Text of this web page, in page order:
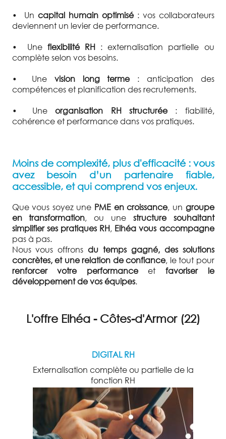
• Un capital humain optimisé: vos collaborateurs
deviennent un levier de performance.
•
Une flexibilité RH : externalisation partielle ou
complète selon vos besoins.
•
Une vision long terme: anticipation des
compétences et planification des recrutements.
•
Uneorganisation RH structurée : fiabilité,
cohérence et performance dans vos pratiques.
Moins de complexité, plus d'efficacité : vous
avez besoin d’un partenaire fiable,
accessible, et qui comprend vos enjeux.
Que vous soyez une PME en croissance, un groupe
en transformation, ou une structure souhaitant
simplifier ses pratiques RH, Elhéa vous accompagne
pas à pas.
Nous vous offronsdu temps gagné, des solutions
concrètes, et une relation de confiance, le tout pour
renforcer votre performanceet favoriser le
développement de vos équipes.
L'offre Elhéa - Côtes-d'Armor (22)
DIGITAL RH
Externalisation complète ou partielle de la
fonction RH